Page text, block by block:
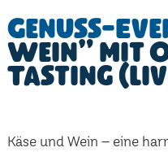
Genuss-
Wein" mit
Tasting
Käse und Wein – eine